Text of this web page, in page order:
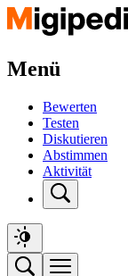
Menü
Bewerten
Testen
Diskutieren
Abstimmen
Aktivität